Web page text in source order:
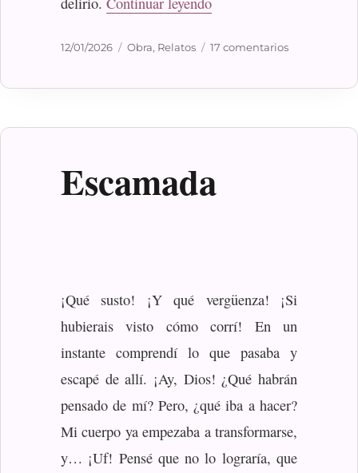
Publicado
12/01/2026 Categorías
Obra, Relatos 17 comentariosen
Escamada
¡Qué susto! ¡Y qué vergüenza! ¡Si
hubierais visto cómo corrí! En un
instante comprendí lo que pasaba y
escapé de allí. ¡Ay, Dios! ¿Qué habrán
pensado de mí? Pero, ¿qué iba a hacer?
Mi cuerpo ya empezaba a transformarse,
y… ¡Uf! Pensé que no lo lograría, que